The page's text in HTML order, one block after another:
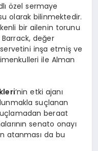
özel sermaye
olarak bilinmektedir.
bir ailenin torunu
değer
servetini inşa etmiş ve
ile Alman
‘nin etki ajanı
suçlanan
beraat
senato onayı
atanması da bu